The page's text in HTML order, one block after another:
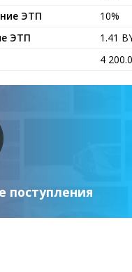
ЭТП
10%
ЭТП
1.41
4
поступления